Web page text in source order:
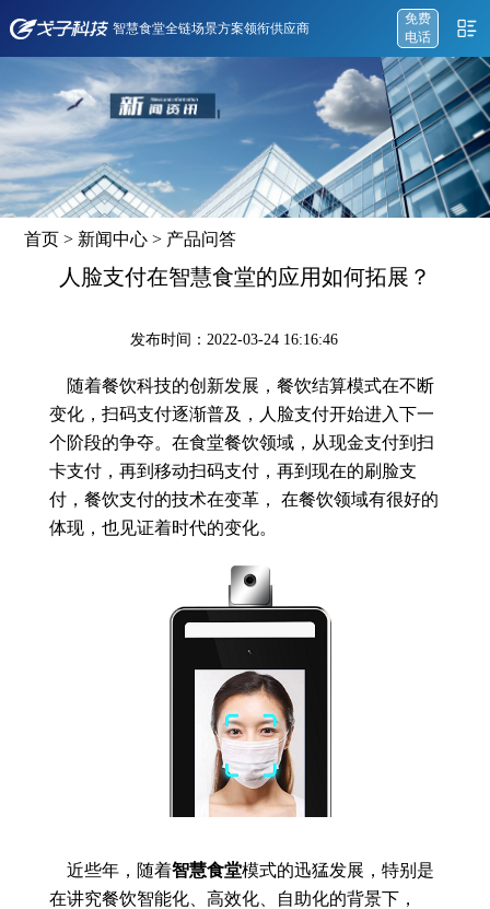
智慧食堂全链场景方案领衔供应商
免费
电话
首页 > 新闻中心 > 产品问答
人脸支付在智慧食堂的应用如何拓展？
发布时间：2022-03-24 16:16:46
随着餐饮科技的创新发展，餐饮结算模式在不断
变化，扫码支付逐渐普及，人脸支付开始进入下一
个阶段的争夺。在食堂餐饮领域，从现金支付到扫
卡支付，再到移动扫码支付，再到现在的刷脸支
付，餐饮支付的技术在变革， 在餐饮领域有很好的
体现，也见证着时代的变化。
近些年，随着智慧食堂模式的迅猛发展，特别是
在讲究餐饮智能化、高效化、自助化的背景下，